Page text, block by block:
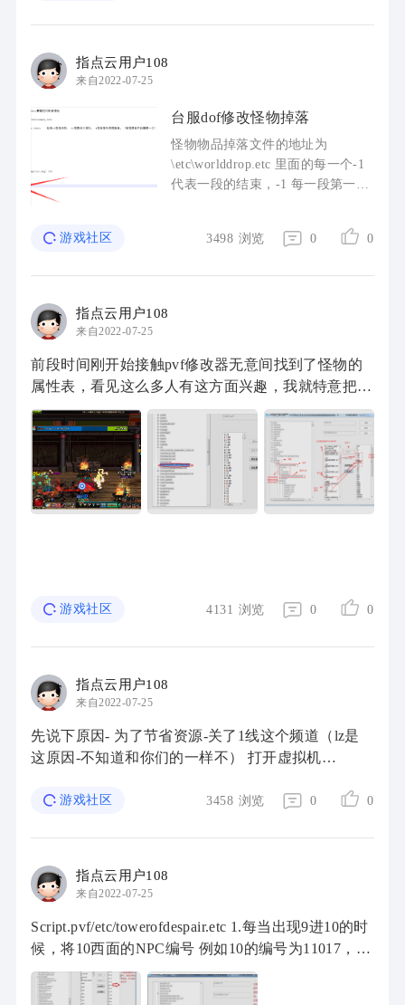
指点云用户108
来自2022-07-25
台服dof修改怪物掉落
怪物物品掉落文件的地址为
\etc\worlddrop.etc 里面的每一个-1
代表一段的结束，-1 每一段第一个
改麻烦的话，可以找一个全部怪 ...
游戏社区 3498 浏览 0 0
指点云用户108
来自2022-07-25
前段时间刚开始接触pvf修改器无意间找到了怪物的
属性表，看见这么多人有这方面兴趣，我就特意把血
量数据找了出来，此方法简单实用，可随意修改倍
数，下面效果图。 打开pvf文件--monster--mons ...
游戏社区 4131 浏览 0 0
指点云用户108
来自2022-07-25
先说下原因- 为了节省资源-关了1线这个频道（lz是
这原因-不知道和你们的一样不） 打开虚拟机
cain02 start & 删除 打开home/neople/game/cfg/c ...
游戏社区 3458 浏览 0 0
指点云用户108
来自2022-07-25
Script.pvf/etc/towerofdespair.etc 1.每当出现9进10的时
候，将10西面的NPC编号 例如10的编号为11017，将
它改为9的编号11016； 道理很简单绝望每10层选取
一个玩家数据改为APC，单机没有玩家数 ...